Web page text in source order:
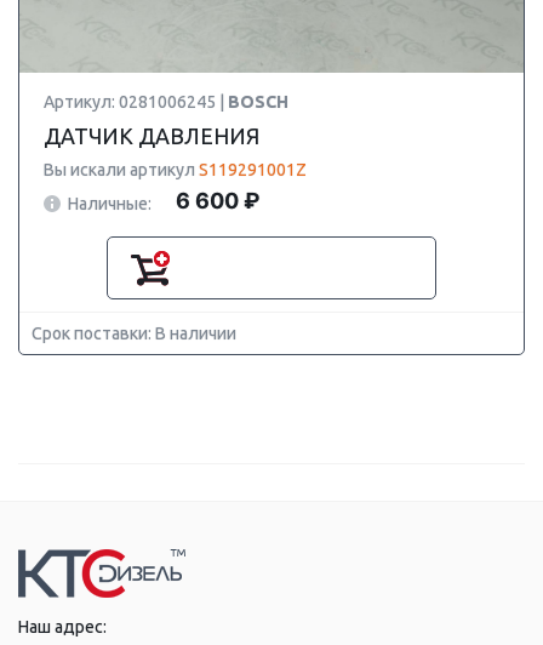
Артикул: 0281006245 | BOSCH
ДАТЧИК ДАВЛЕНИЯ
Вы искали артикул S119291001Z
Наличные:
6 600 ₽
Срок поставки: В наличии
Наш адрес: